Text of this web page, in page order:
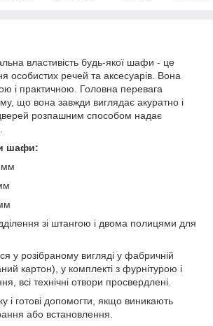
властивість будь-якої шафи - це
особистих речей та аксесуарів. Вона
і практичною. Головна перевага
що вона завжди виглядає акуратно і
розпашним способом надає
шафи:
мм
зі штангою і двома полицями для
у розібраному вигляді у фабричній
картон), у комплекті з фурнітурою і
всі технічні отвори просвердлені.
і готові допомогти, якщо виникають
або встановлення.